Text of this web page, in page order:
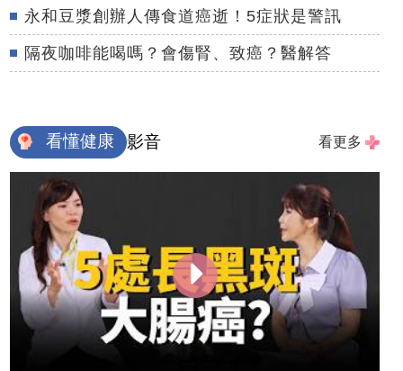
永和豆漿創辦人傳食道癌逝！5症狀是警訊
隔夜咖啡能喝嗎？會傷腎、致癌？醫解答
看懂健康 影音 看更多